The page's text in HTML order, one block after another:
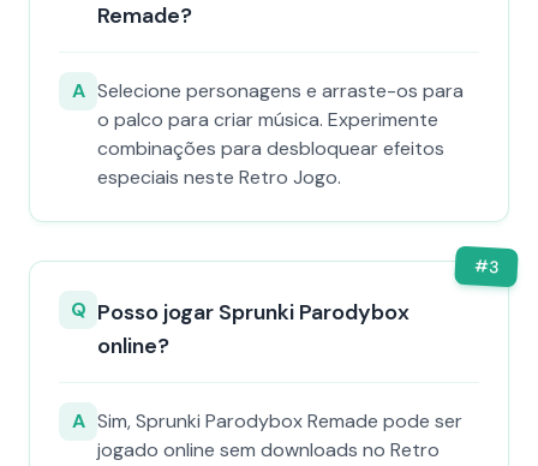
Remade?
A Selecione personagens e arraste-os para
o palco para criar música. Experimente
combinações para desbloquear efeitos
especiais neste Retro Jogo.
#3
Q Posso jogar Sprunki Parodybox
online?
A Sim, Sprunki Parodybox Remade pode ser
jogado online sem downloads no Retro